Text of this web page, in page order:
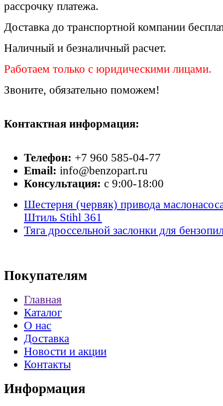
рассрочку платежа.
Доставка до транспортной компании
Наличный и безналичный расчет.
Работаем только с юридическими лицами.
Звоните, обязательно поможем!
Контактная информация:
Телефон: +7 960 585-04-77
Email: info@benzopart.ru
Консультация: с 9:00-18:00
Шестерня (червяк) привода
Штиль Stihl 361
Тяга дроссельной заслонки для
Покупателям
Главная
Каталог
О нас
Доставка
Новости и акции
Контакты
Информация